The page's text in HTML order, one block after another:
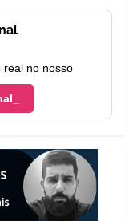
real no nosso